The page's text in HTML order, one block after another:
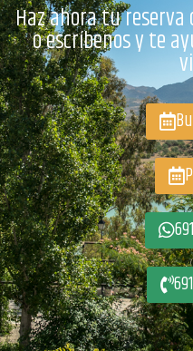
Haz ahora tu reserva
o escríbenos y te